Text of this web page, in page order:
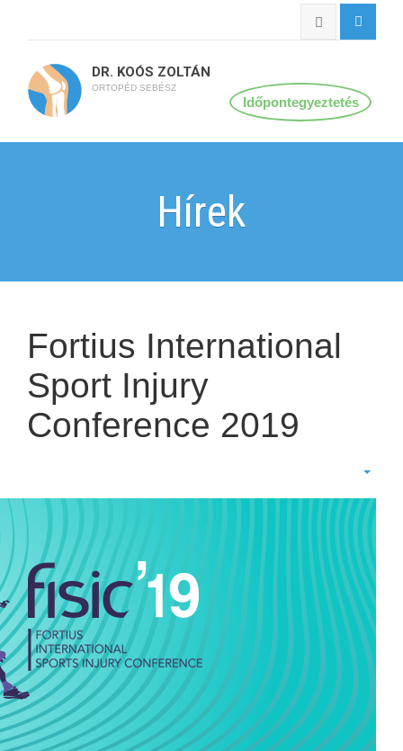
DR. KOÓS ZOLTÁN
ORTOPÉD SEBÉSZ
Időpontegyeztetés
Hírek
Fortius International
Sport Injury
Conference 2019